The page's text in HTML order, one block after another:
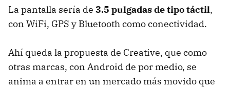
La pantalla sería de 3.5 pulgadas de tipo táctil,
con WiFi, GPS y Bluetooth como conectividad.
Ahí queda la propuesta de Creative, que como
otras marcas, con Android de por medio, se
anima a entrar en un mercado más movido que